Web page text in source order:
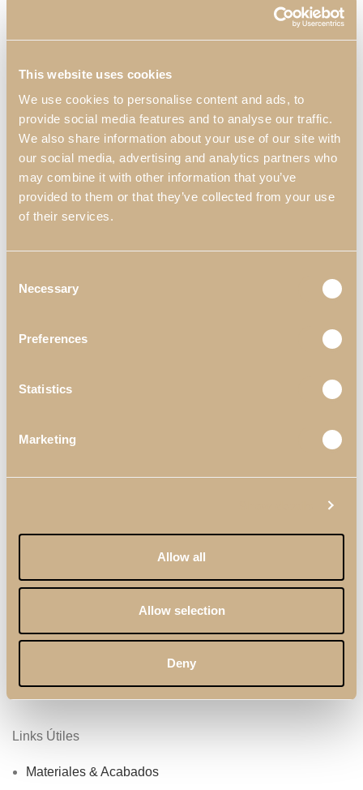
This website uses cookies
We use cookies to personalise content and ads, to
provide social media features and to analyse our traffic.
We also share information about your use of our site with
our social media, advertising and analytics partners who
may combine it with other information that you’ve
provided to them or that they’ve collected from your use
of their services.
Selection
Necessary
Preferences
Statistics
Marketing
Allow all
Allow selection
Deny
Silla Daris XLUX Taburete Daris
Newer Older
Links Útiles
Materiales & Acabados